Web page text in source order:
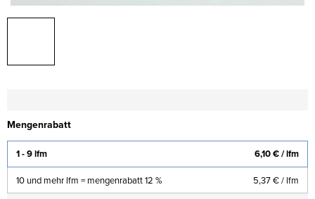
Mengenrabatt
1 - 9 lfm 6,10 €/ lfm
10 und mehr lfm = mengenrabatt 12 % 5,37 €/ lfm